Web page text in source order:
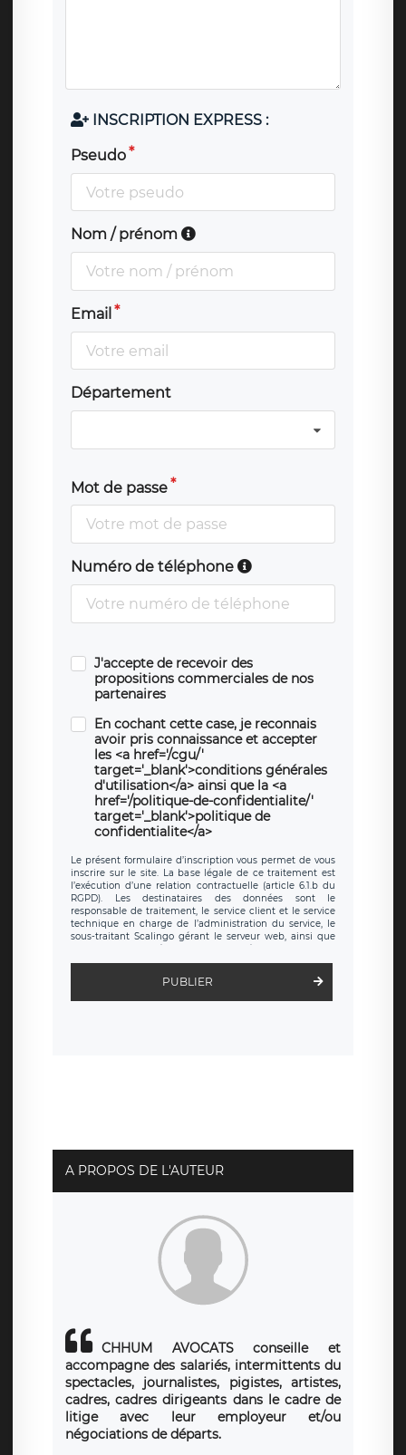
INSCRIPTION EXPRESS :
Pseudo
Nom / prénom
Email
Département
Mot de passe
Numéro de téléphone
J'accepte de recevoir des
propositions commerciales de nos
partenaires
En cochant cette case, je reconnais
avoir pris connaissance et accepter
les <a href='/cgu/'
target='_blank'>conditions générales
d'utilisation</a> ainsi que la <a
href='/politique-de-confidentialite/'
target='_blank'>politique de
confidentialite</a>
Le présent formulaire d’inscription vous permet de vous
inscrire sur le site. La base légale de ce traitement est
l’exécution d’une relation contractuelle (article 6.1.b du
RGPD). Les destinataires des données sont le
responsable de traitement, le service client et le service
technique en charge de l’administration du service, le
sous-traitant Scalingo gérant le serveur web, ainsi que
toute personne légalement autorisée. Le formulaire
d’inscription est hébergé sur un serveur hébergé par
clauses de
protection conformes au RGPD
. Les données collectées
sont conservées jusqu’à ce que l’Internaute en sollicite la
rue Léopold Sédar Senghor, joignable à l’adresse mail :
responsabledetraitement@legavox.fr. Vous avez
également le droit d’introduire une réclamation auprès
d’une autorité de contrôle.
PUBLIER
A PROPOS DE L'AUTEUR
CHHUM AVOCATS conseille et
accompagne des salariés, intermittents du
spectacles, journalistes, pigistes, artistes,
cadres, cadres dirigeants dans le cadre de
litige avec leur employeur et/ou
négociations de départs.